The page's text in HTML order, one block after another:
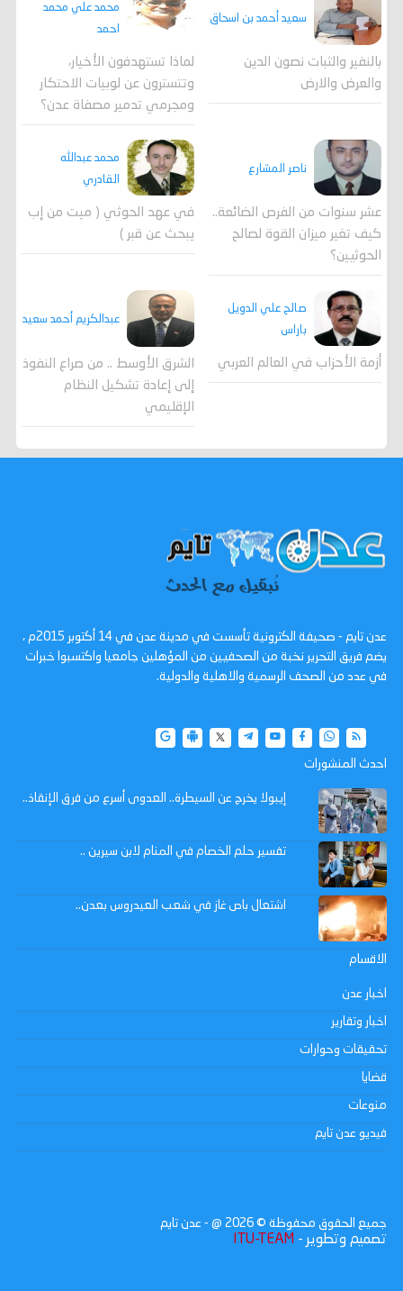
سعيد أحمد بن اسحاق
بالنفير والثبات نصون الدين
والعرض والارض
محمد علي محمد
احمد
لماذا تستهدفون الأخيار،
وتتسترون عن لوبيات الاحتكار
ومجرمي تدمير مصفاة عدن؟
ناصر المشارع
عشر سنوات من الفرص الضائعة..
كيف تغير ميزان القوة لصالح
الحوثيين؟
محمد عبدالله
القادري
في عهد الحوثي ( ميت من إب
يبحث عن قبر )
صالح علي الدويل
باراس
أزمة الأحزاب في العالم العربي
عبدالكريم أحمد سعيد
الشرق الأوسط .. من صراع النفوذ
إلى إعادة تشكيل النظام
الإقليمي
عدن تايم - صحيفة الكترونية تأسست في مدينة عدن في 14 أكتوبر 2015م ،
يضم فريق التحرير نخبة من الصحفيين من المؤهلين جامعيا واكتسبوا خبرات
في عدد من الصحف الرسمية والاهلية والدولية.
احدث المنشورات
إيبولا يخرج عن السيطرة.. العدوى أسرع من فرق الإنقاذ..
تفسير حلم الخصام في المنام لابن سيرين ..
اشتعال باص غاز في شعب العيدروس بعدن..
الاقسام
اخبار عدن
اخبار وتقارير
تحقيقات وحوارات
قضايا
منوعات
فيديو عدن تايم
جميع الحقوق محفوظة © 2026 @ - عدن تايم
تصميم وتطوير - ITU-TEAM